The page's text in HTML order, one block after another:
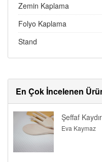
Zemin Kaplama
Folyo Kaplama
Stand
En Çok İncelenen
Şeffaf
Eva Kaymaz